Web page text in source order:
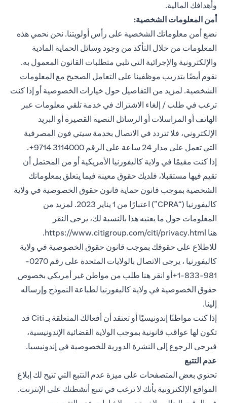
وأهدافك المالية.
أمن المعلومات الشخصية:
نضع أمن معلوماتك الشخصية على رأس أولويتنا. نحن نحمي هذه
المعلومات من خلال التأكد من وجود وسائل الحماية المادية
والإلكترونية والإجرائية التي تلبي متطلبات القانون المعمول به.
نقوم أيضًا بتدريب موظفينا على التعامل الصحيح مع المعلومات
الشخصية. لمزيد من التفاصيل حول خيارات الخصوصية أو إذا كنت
ترغب في طلب / إلغاء الاشتراك في خدمة تلقي معلومات عبر
الهاتف أو المراسلات أو الرسائل النصية القصيرة أو البريد
الإلكتروني، فلا تتردد في الاتصال بخدمة سيتي فون المصرفية
التي تعمل على مدار 24 ساعة على الرقم 3114000 9714+.
إذا كنت مقيمًا في ولاية كاليفورنيا الأمريكية أو من المحتمل أن
تقيم فيها مستقبلا، فلديك حقوق معينة فيما يتعلق بمعلوماتك
الشخصية بموجب قانون حماية قانون حقوق الخصوصية في ولاية
كاليفورنيا (“CPRA”) اعتبارًا من 1 يناير 2023. لمزيد من
المعلومات حول ما يعنيه هذا بالنسبة لك، يرجى النقر
هنا https://www.citigroup.com/citi/privacy.html
(opens in a new tab).
للاطلاع على حقوقك بموجب قانون حقوق الخصوصية في ولاية
كاليفورنيا ، يرجى الاتصال بالولايات المتحدة على رقم 0270-
981-833-1+أو انقر هنا
طلب من مواطن غير أمريكي بخصوص
حقوق الخصوصية في ولاية كاليفورنيا (opens in a new tab)لطباعة النموذج وإرساله
إلينا.
إذا كنت مواطنًا إندونيسيًا أو تعتقد أن أفعالك المتعلقة بـ Citi قد
تكون لها عواقب قانونية بموجب الولاية القضائية الإندونيسية،
فيرجى الرجوع إلى النشرة الدورية للخصوصية في إندونيسيا(opens in a new tab).
عدم التتبع
تحتوي بعض المتصفحات على ميزة عدم التتبع التي تتيح لك إبلاغ
المواقع الإلكترونية بأنك لا ترغب في تتبع أنشطتك على الإنترنت.